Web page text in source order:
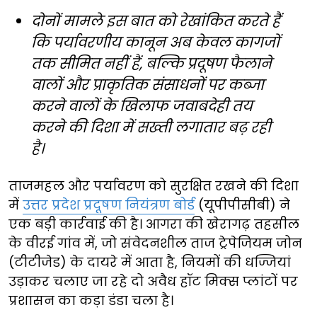
दोनों मामले इस बात को रेखांकित करते हैं
कि पर्यावरणीय कानून अब केवल कागजों
तक सीमित नहीं हैं, बल्कि प्रदूषण फैलाने
वालों और प्राकृतिक संसाधनों पर कब्जा
करने वालों के खिलाफ जवाबदेही तय
करने की दिशा में सख्ती लगातार बढ़ रही
है।
ताजमहल और पर्यावरण को सुरक्षित रखने की दिशा
में उत्तर प्रदेश प्रदूषण नियंत्रण बोर्ड(यूपीपीसीबी) ने
एक बड़ी कार्रवाई की है। आगरा की खेरागढ़ तहसील
के वीरई गांव में, जो संवेदनशील ताज ट्रेपेजियम जोन
(टीटीजेड) के दायरे में आता है, नियमों की धज्जियां
उड़ाकर चलाए जा रहे दो अवैध हॉट मिक्स प्लांटों पर
प्रशासन का कड़ा डंडा चला है।